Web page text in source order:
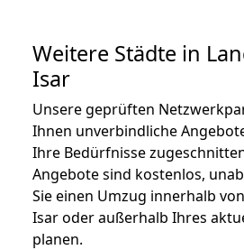
Weitere Städte in
Isar
Unsere geprüften
Ihnen unverbindliche
Ihre Bedürfnisse
Angebote sind kostenlos,
Sie einen Umzug innerhalb
Isar oder außerhalb Ihres
planen.